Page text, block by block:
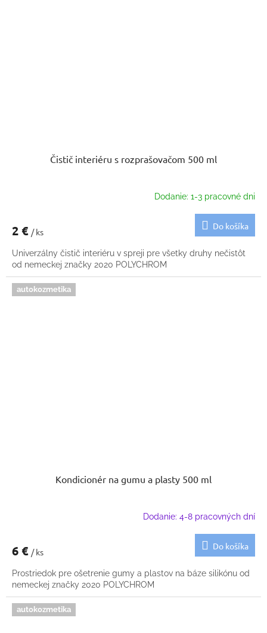
Čistič interiéru s rozprašovačom 500 ml
Dodanie: 1-3 pracovné dni
2 € / ks
Do košíka
Univerzálny čistič interiéru v spreji pre všetky druhy nečistôt
od nemeckej značky 2020 POLYCHROM
autokozmetika
Kondicionér na gumu a plasty 500 ml
Dodanie: 4-8 pracovných dní
6 € / ks
Do košíka
Prostriedok pre ošetrenie gumy a plastov na báze silikónu od
nemeckej značky 2020 POLYCHROM
autokozmetika